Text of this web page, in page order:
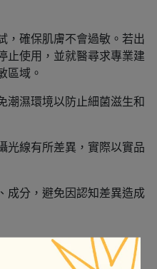
，確保肌膚不會過敏。若出
止使用，並就醫尋求專業建
區域。
潮濕環境以防止細菌滋生和
光線有所差異，實際以實品
成分，避免因認知差異造成